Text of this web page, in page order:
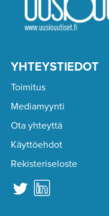
YHTEYSTIEDOT
Toimitus
Mediamyynti
Ota yhteyttä
Käyttöehdot
Rekisteriseloste